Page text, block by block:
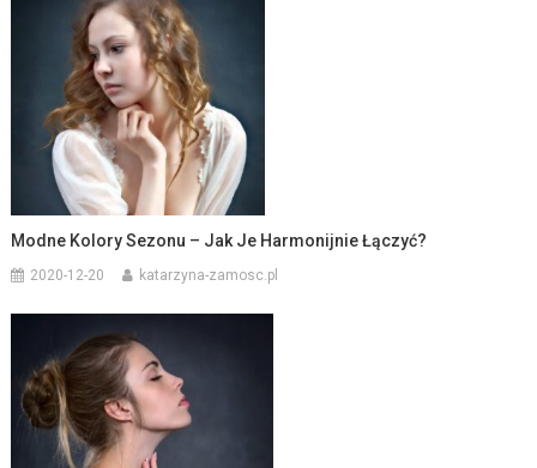
Modne Kolory Sezonu – Jak Je Harmonijnie Łączyć?
2020-12-20 katarzyna-zamosc.pl